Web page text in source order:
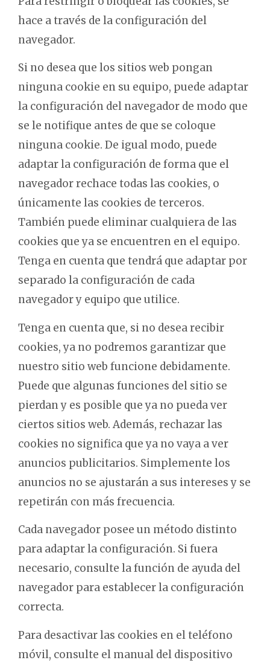
hace a través de la configuración del
navegador.
Si no desea que los sitios web pongan
ninguna cookie en su equipo, puede adaptar
la configuración del navegador de modo que
se le notifique antes de que se coloque
ninguna cookie. De igual modo, puede
adaptar la configuración de forma que el
navegador rechace todas las cookies, o
únicamente las cookies de terceros.
También puede eliminar cualquiera de las
cookies que ya se encuentren en el equipo.
Tenga en cuenta que tendrá que adaptar por
separado la configuración de cada
navegador y equipo que utilice.
Tenga en cuenta que, si no desea recibir
cookies, ya no podremos garantizar que
nuestro sitio web funcione debidamente.
Puede que algunas funciones del sitio se
pierdan y es posible que ya no pueda ver
ciertos sitios web. Además, rechazar las
cookies no significa que ya no vaya a ver
anuncios publicitarios. Simplemente los
anuncios no se ajustarán a sus intereses y se
repetirán con más frecuencia.
Cada navegador posee un método distinto
para adaptar la configuración. Si fuera
necesario, consulte la función de ayuda del
navegador para establecer la configuración
correcta.
Para desactivar las cookies en el teléfono
móvil, consulte el manual del dispositivo